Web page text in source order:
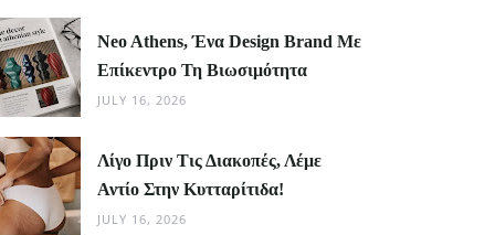
Neo Athens, Ένα Design Brand Με
Επίκεντρο Τη Βιωσιμότητα
JULY 16, 2026
Λίγο Πριν Τις Διακοπές, Λέμε
Αντίο Στην Κυτταρίτιδα!
JULY 16, 2026